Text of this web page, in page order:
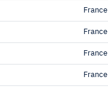
France
France
France
France